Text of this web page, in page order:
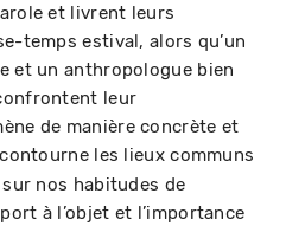
et livrent leurs
temps estival, alors qu’un
et un anthropologue bien
leur
de manière concrète et
les lieux communs
nos habitudes de
à l’objet et l’importance